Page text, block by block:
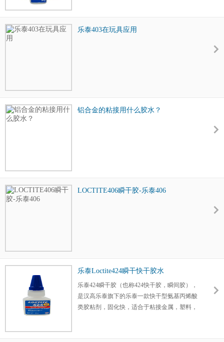
属底材的粘接。
乐泰403在玩具应用
铝合金的粘接用什么胶水？
LOCTITE406瞬干胶-乐泰406
乐泰Loctite424瞬干快干胶水
乐泰424瞬干胶（也称424快干胶，瞬间胶），
是汉高乐泰旗下的乐泰一款快干型氨基丙烯酸
类胶粘剂，固化快，适合于粘接金属，塑料，